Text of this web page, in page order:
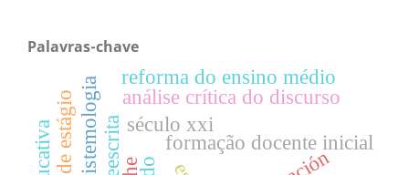
Palavras-chave
formação docente inicial
epistemologia século xxi
análise crítica do discurso
reforma do ensino médio